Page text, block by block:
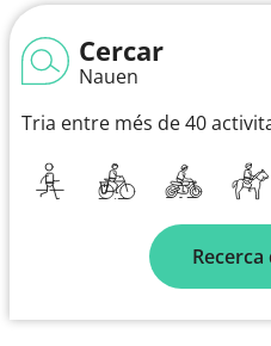
Cercar
Nauen
Tria entre més de 40